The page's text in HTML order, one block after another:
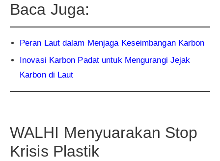
Baca Juga:
Peran Laut dalam Menjaga Keseimbangan Karbon
Inovasi Karbon Padat untuk Mengurangi Jejak
Karbon di Laut
WALHI Menyuarakan Stop
Krisis Plastik